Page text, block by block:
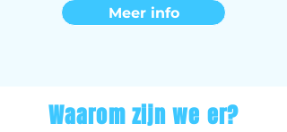
Meer info
Waarom zijn we er?